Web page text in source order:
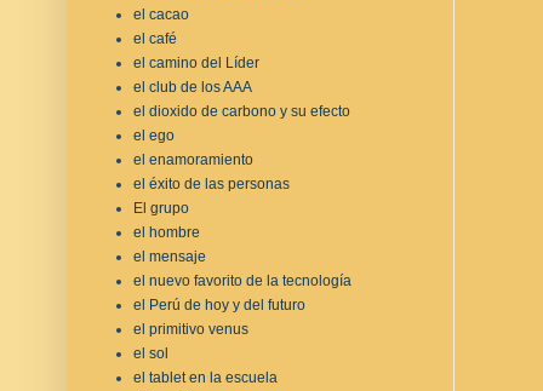
el cacao
el café
el camino del Líder
el club de los AAA
el dioxido de carbono y su efecto
el ego
el enamoramiento
el éxito de las personas
El grupo
el hombre
el mensaje
el nuevo favorito de la tecnología
el Perú de hoy y del futuro
el primitivo venus
el sol
el tablet en la escuela